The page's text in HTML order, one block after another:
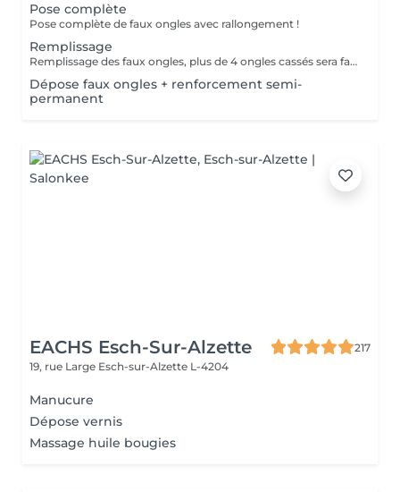
Pose complète
Pose complète de faux ongles avec rallongement !
Remplissage
Remplissage des faux ongles, plus de 4 ongles cassés sera facturé une nouvelle pose !Le remplissage doit être effectué dans les 4 semaines à compter du jour de la pose, les 4 semaines dépassées vous sera facturé un supplément de 10€! Tout changement de format vous sera également facturé !
Dépose faux ongles + renforcement semi-
permanent
EACHS Esch-Sur-Alzette
217
19, rue Large Esch-sur-Alzette L-4204
Manucure
Dépose vernis
Massage huile bougies